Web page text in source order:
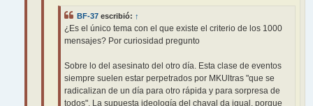
BF-37 escribió: ↑
¿Es el único tema con el que existe el criterio de los 1000
mensajes? Por curiosidad pregunto
Sobre lo del asesinato del otro día. Esta clase de eventos
siempre suelen estar perpetrados por MKUltras "que se
radicalizan de un día para otro rápida y para sorpresa de
todos". La supuesta ideología del chaval da igual, porque